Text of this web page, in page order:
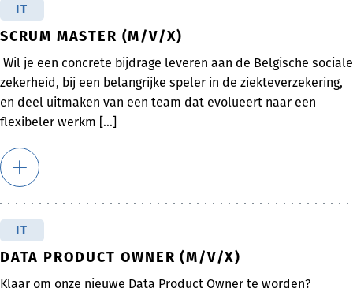
IT
SCRUM MASTER (M/V/X)
Wil je een concrete bijdrage leveren aan de Belgische sociale
zekerheid, bij een belangrijke speler in de ziekteverzekering,
en deel uitmaken van een team dat evolueert naar een
flexibeler werkm [...]
IT
DATA PRODUCT OWNER (M/V/X)
Klaar om onze nieuwe Data Product Owner te worden?